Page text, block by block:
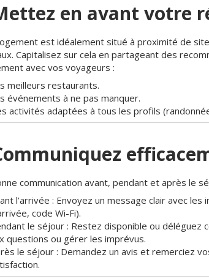
en avant votre
est idéalement situé à proximité de
Capitalisez sur cela en partageant des
avec vos voyageurs :
meilleurs restaurants.
événements à ne pas manquer.
activités adaptées à tous les profils
communication avant, pendant et après le
l’arrivée : Envoyez un message clair avec
code Wi-Fi).
le séjour : Restez disponible ou
questions ou gérer les imprévus.
le séjour : Demandez un avis et remerciez